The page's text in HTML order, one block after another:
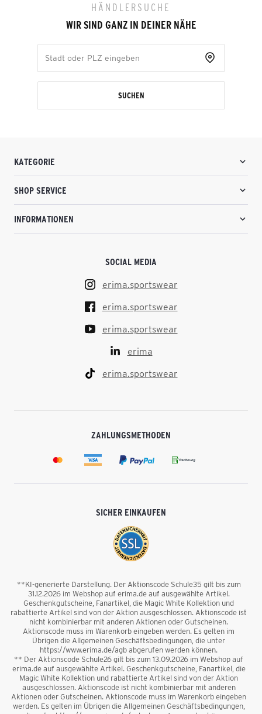
HÄNDLERSUCHE
WIR SIND GANZ IN DEINER NÄHE
SUCHEN
KATEGORIE
SHOP SERVICE
INFORMATIONEN
SOCIAL MEDIA
erima.sportswear
erima.sportswear
erima.sportswear
erima
erima.sportswear
ZAHLUNGSMETHODEN
SICHER EINKAUFEN
**KI-generierte Darstellung. Der Aktionscode Schule35 gilt bis zum
31.12.2026 im Webshop auf erima.de auf ausgewählte Artikel.
Geschenkgutscheine, Fanartikel, die Magic White Kollektion und
rabattierte Artikel sind von der Aktion ausgeschlossen. Aktionscode ist
nicht kombinierbar mit anderen Aktionen oder Gutscheinen.
Aktionscode muss im Warenkorb eingeben werden. Es gelten im
Übrigen die Allgemeinen Geschäftsbedingungen, die unter
https://www.erima.de/agb abgerufen werden können.
** Der Aktionscode Schule26 gilt bis zum 13.09.2026 im Webshop auf
erima.de auf ausgewählte Artikel. Geschenkgutscheine, Fanartikel, die
Magic White Kollektion und rabattierte Artikel sind von der Aktion
ausgeschlossen. Aktionscode ist nicht kombinierbar mit anderen
Aktionen oder Gutscheinen. Aktionscode muss im Warenkorb eingeben
werden. Es gelten im Übrigen die Allgemeinen Geschäftsbedingungen,